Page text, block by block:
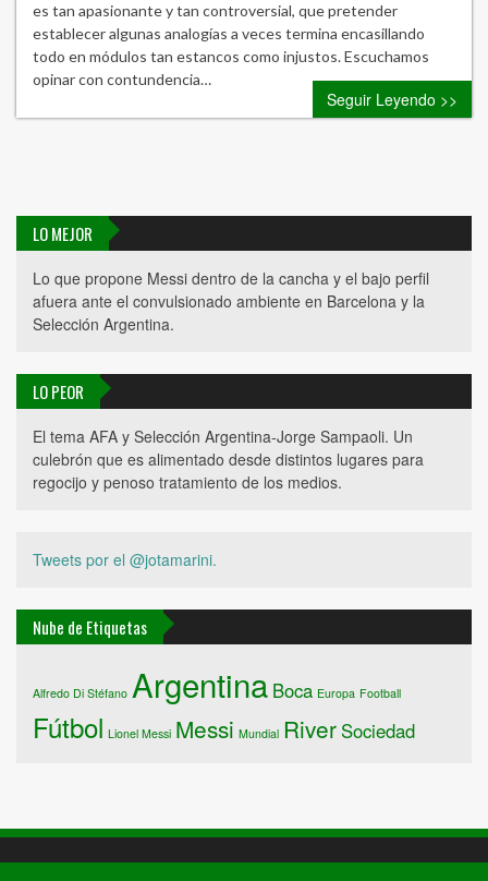
es tan apasionante y tan controversial, que pretender
establecer algunas analogías a veces termina encasillando
todo en módulos tan estancos como injustos. Escuchamos
opinar con contundencia…
Seguir Leyendo >>
LO MEJOR
Lo que propone Messi dentro de la cancha y el bajo perfil
afuera ante el convulsionado ambiente en Barcelona y la
Selección Argentina.
LO PEOR
El tema AFA y Selección Argentina-Jorge Sampaoli. Un
culebrón que es alimentado desde distintos lugares para
regocijo y penoso tratamiento de los medios.
Tweets por el @jotamarini.
Nube de Etiquetas
Alfredo Di Stéfano Argentina Boca Europa Football
Fútbol Lionel Messi Messi Mundial River Sociedad